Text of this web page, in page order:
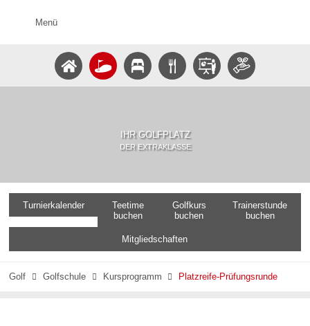
Menü
IHR GOLFPLATZ
DER EXTRAKLASSE
Turnierkalender
Teetime
buchen
Golfkurs
buchen
Trainerstunde
buchen
Mitgliedschaften
Golf  Golfschule  Kursprogramm  Platzreife-Prüfungsrunde